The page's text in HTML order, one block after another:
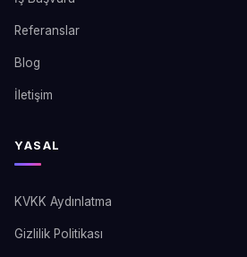
Referanslar
Blog
İletişim
YASAL
KVKK Aydınlatma
Gizlilik Politikası